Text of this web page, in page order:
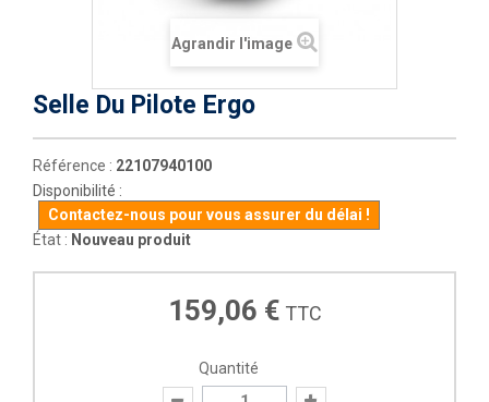
Agrandir l'image
Selle Du Pilote Ergo
Référence : 22107940100
Disponibilité :
Contactez-nous pour vous assurer du délai !
État : Nouveau produit
159,06 € TTC
Quantité